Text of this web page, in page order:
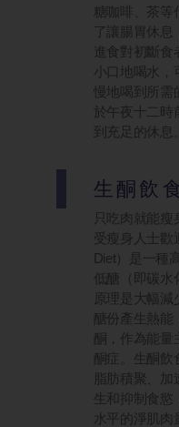
糖咖啡、茶
了讓腸胃休息
進食對初斷食
小口地喝水，
慢地喝到所需
於午夜十二時
到充足的休息。
生酮飲
只吃肉就能瘦
受瘦身人士歡
Diet）是一種
低醣（即碳水
原理是大幅
醣份產生熱能
酮，作為能量
酮症。生酮飲
脂肪積聚、
生和抑制食慾
水平的淨肌肉